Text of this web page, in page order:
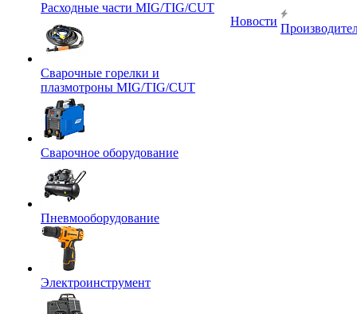
Расходные части MIG/TIG/CUT
Сварочные горелки и
плазмотроны MIG/TIG/CUT
Сварочное оборудование
Пневмооборудование
Электроинструмент
Новости